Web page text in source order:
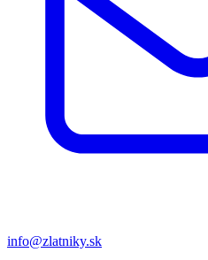
info@zlatniky.sk